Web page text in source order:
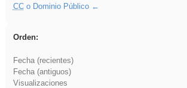
CCo Dominio Público
Orden:
Fecha (recientes)
Fecha (antiguos)
Visualizaciones